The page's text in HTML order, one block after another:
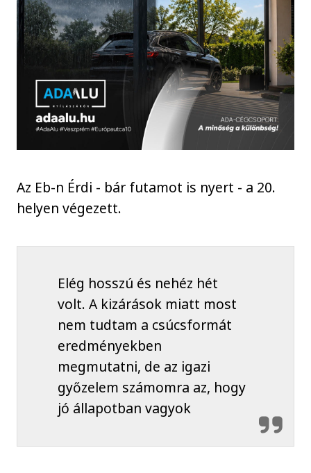
Az Eb-n Érdi - bár futamot is nyert - a 20.
helyen végezett.
Elég hosszú és nehéz hét
volt. A kizárások miatt most
nem tudtam a csúcsformát
eredményekben
megmutatni, de az igazi
győzelem számomra az, hogy
jó állapotban vagyok